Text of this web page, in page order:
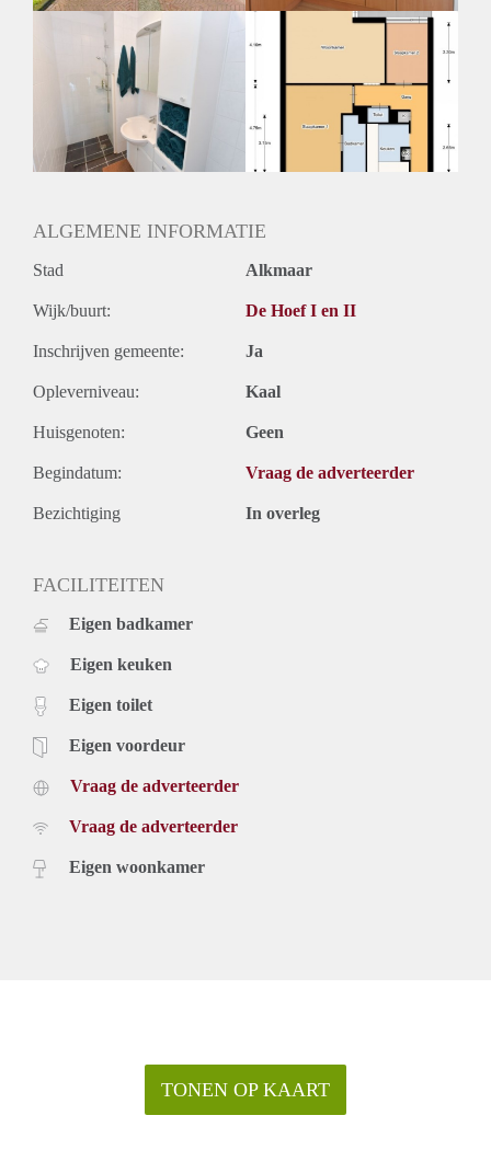
Oplevering
ALGEMENE INFORMATIE
Stad Alkmaar
Wijk/buurt: De Hoef I en II
Inschrijven gemeente: Ja
Opleverniveau: Kaal
Huisgenoten: Geen
Begindatum: Vraag de adverteerder
Bezichtiging In overleg
FACILITEITEN
Eigen badkamer
Eigen keuken
Eigen toilet
Eigen voordeur
Vraag de adverteerder
Vraag de adverteerder
Eigen woonkamer
TONEN OP KAART